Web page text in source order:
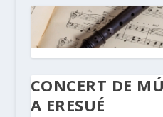
CONCERT DE
A ERESUÉ